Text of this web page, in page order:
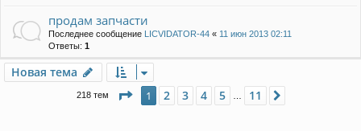
продам запчасти
Последнее сообщение LICVIDATOR-44 « 11 июн 2013 02:11
Ответы: 1
Новая тема
218 тем Страница из 11
1 2 3 4 5 11